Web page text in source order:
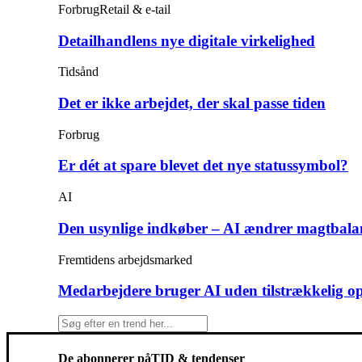
ForbrugRetail & e-tail
Detailhandlens nye digitale virkelighed
Tidsånd
Det er ikke arbejdet, der skal passe tiden
Forbrug
Er dét at spare blevet det nye statussymbol?
AI
Den usynlige indkøber – AI ændrer
Fremtidens arbejdsmarked
Medarbejdere bruger AI uden tilstrækkelig
De abonnerer påTID & tendenser